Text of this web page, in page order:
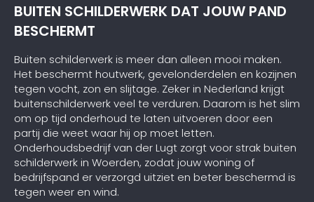
BUITEN SCHILDERWERK DAT JOUW PAND
BESCHERMT
Buiten schilderwerk is meer dan alleen mooi maken.
Het beschermt houtwerk, gevelonderdelen en kozijnen
tegen vocht, zon en slijtage. Zeker in Nederland krijgt
buitenschilderwerk veel te verduren. Daarom is het slim
om op tijd onderhoud te laten uitvoeren door een
partij die weet waar hij op moet letten.
Onderhoudsbedrijf van der Lugt zorgt voor strak buiten
schilderwerk in Woerden, zodat jouw woning of
bedrijfspand er verzorgd uitziet en beter beschermd is
tegen weer en wind.